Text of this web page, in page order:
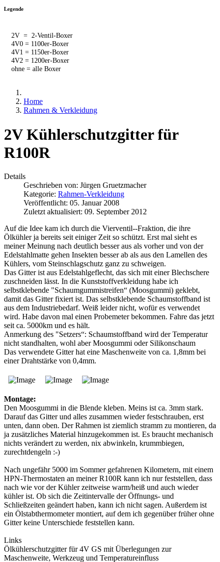
Legende
2V = 2-Ventil-Boxer
4V0 = 1100er-Boxer
4V1 = 1150er-Boxer
4V2 = 1200er-Boxer
ohne = alle Boxer
Home
Rahmen & Verkleidung
2V Kühlerschutzgitter für
R100R
Details
Geschrieben von: Jürgen Gruetzmacher
Kategorie: Rahmen-Verkleidung
Veröffentlicht: 05. Januar 2008
Zuletzt aktualisiert: 09. September 2012
Auf die Idee kam ich durch die Vierventil--Fraktion, die ihre
Ölkühler ja bereits seit einiger Zeit so schützt. Erst mal sieht es
meiner Meinung nach deutlich besser aus als vorher und von der
Edelstahlmatte gehen Insekten besser ab als aus den Lamellen des
Kühlers, vom Steinschlagschutz ganz zu schweigen.
Das Gitter ist aus Edelstahlgeflecht, das sich mit einer Blechschere
zuschneiden lässt. In die Kunststoffverkleidung habe ich
selbstklebende "Schaumgummistreifen“ (Moosgummi) geklebt,
damit das Gitter fixiert ist. Das selbstklebende Schaumstoffband ist
aus dem Industriebedarf. Weiß leider nicht, wofür es verwendet
wird. Habe davon mal einen Probemeter bekommen. Fahre das jetzt
seit ca. 5000km und es hält.
Anmerkung des "Setzers“: Schaumstoffband wird der Temperatur
nicht standhalten, wohl aber Moosgummi oder Silikonschaum
Das verwendete Gitter hat eine Maschenweite von ca. 1,8mm bei
einer Drahtstärke von 0,4mm.
Montage:
Den Moosgummi in die Blende kleben. Meins ist ca. 3mm stark.
Darauf das Gitter und alles zusammen wieder festschrauben, erst
unten, dann oben. Der Rahmen ist ziemlich stramm zu montieren, da
ja zusätzliches Material hinzugekommen ist. Es braucht mechanisch
nichts verändert zu werden, nix abwinkeln, krummbiegen,
zurechtdengeln :-)
Nach ungefähr 5000 im Sommer gefahrenen Kilometern, mit einem
HPN-Thermostaten an meiner R100R kann ich nur feststellen, dass
nach wie vor der Kühler zeitweise warm/heiß und auch wieder
kühler ist. Ob sich die Zeitintervalle der Öffnungs- und
Schließzeiten geändert haben, kann ich nicht sagen. Außerdem ist
ein Ölstabthermometer montiert, auf dem ich gegenüber früher ohne
Gitter keine Unterschiede feststellen kann.
Links
Ölkühlerschutzgitter für 4V GS mit Überlegungen zur
Maschenweite, Werkzeug und Temperatureinfluss